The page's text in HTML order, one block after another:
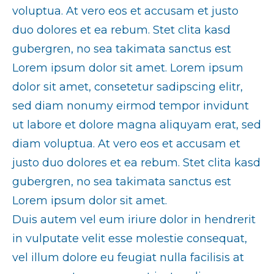
voluptua. At vero eos et accusam et justo
duo dolores et ea rebum. Stet clita kasd
gubergren, no sea takimata sanctus est
Lorem ipsum dolor sit amet. Lorem ipsum
dolor sit amet, consetetur sadipscing elitr,
sed diam nonumy eirmod tempor invidunt
ut labore et dolore magna aliquyam erat, sed
diam voluptua. At vero eos et accusam et
justo duo dolores et ea rebum. Stet clita kasd
gubergren, no sea takimata sanctus est
Lorem ipsum dolor sit amet.
Duis autem vel eum iriure dolor in hendrerit
in vulputate velit esse molestie consequat,
vel illum dolore eu feugiat nulla facilisis at